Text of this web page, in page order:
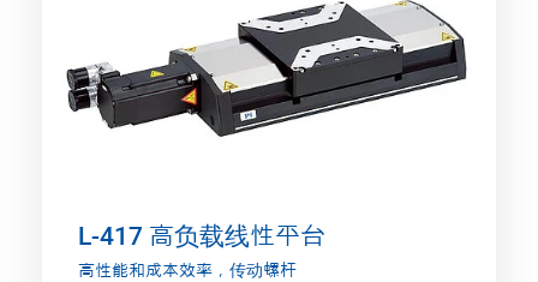
L-417 高负载线性平台
高性能和成本效率，传动螺杆